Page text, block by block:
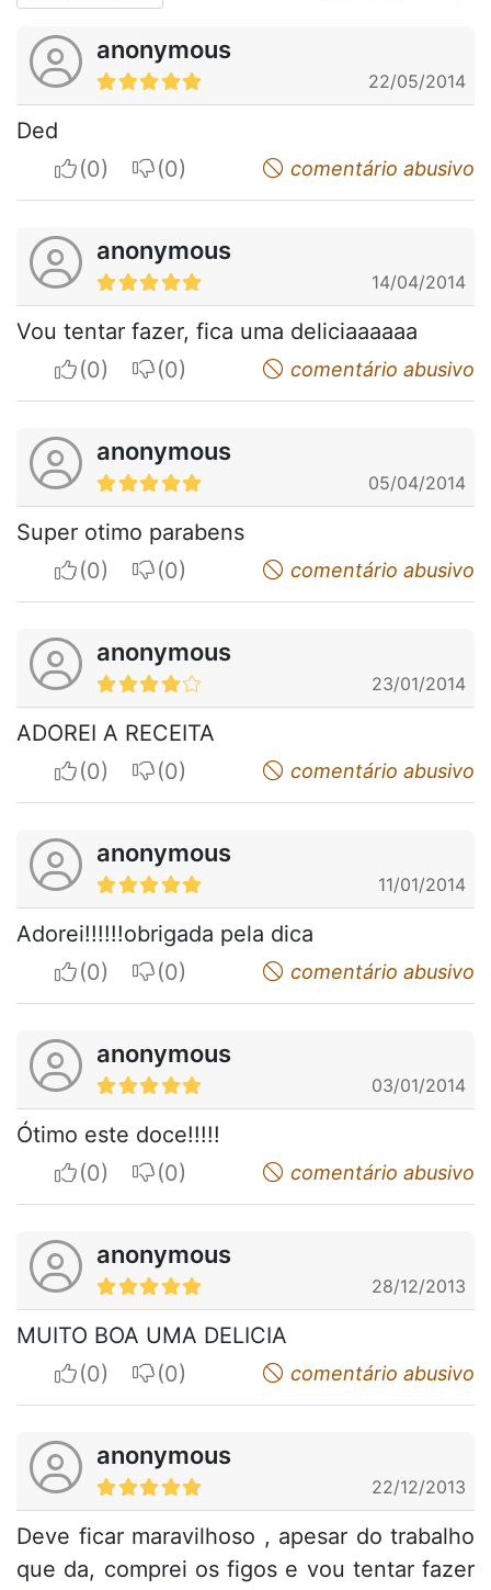
anonymous
22/05/2014
Ded
I apreciateI do not appreciatecomentário abusivo
anonymous
14/04/2014
Vou tentar fazer, fica uma deliciaaaaaa
I apreciateI do not appreciatecomentário abusivo
anonymous
05/04/2014
Super otimo parabens
I apreciateI do not appreciatecomentário abusivo
anonymous
23/01/2014
ADOREI A RECEITA
I apreciateI do not appreciatecomentário abusivo
anonymous
11/01/2014
Adorei!!!!!!obrigada pela dica
I apreciateI do not appreciatecomentário abusivo
anonymous
03/01/2014
Ótimo este doce!!!!!
I apreciateI do not appreciatecomentário abusivo
anonymous
28/12/2013
MUITO BOA UMA DELICIA
I apreciateI do not appreciatecomentário abusivo
anonymous
22/12/2013
Deve ficar maravilhoso , apesar do trabalho
que da, comprei os figos e vou tentar fazer